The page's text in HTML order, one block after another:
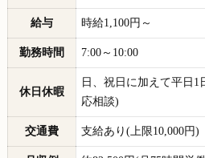
給与 時給1,100円～
勤務時間 7:00～10:00
休日休暇
日、祝日に加えて平日
応相談)
交通費 支給あり(上限10,000円)